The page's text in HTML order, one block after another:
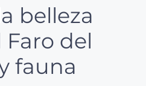
belleza
del
fauna